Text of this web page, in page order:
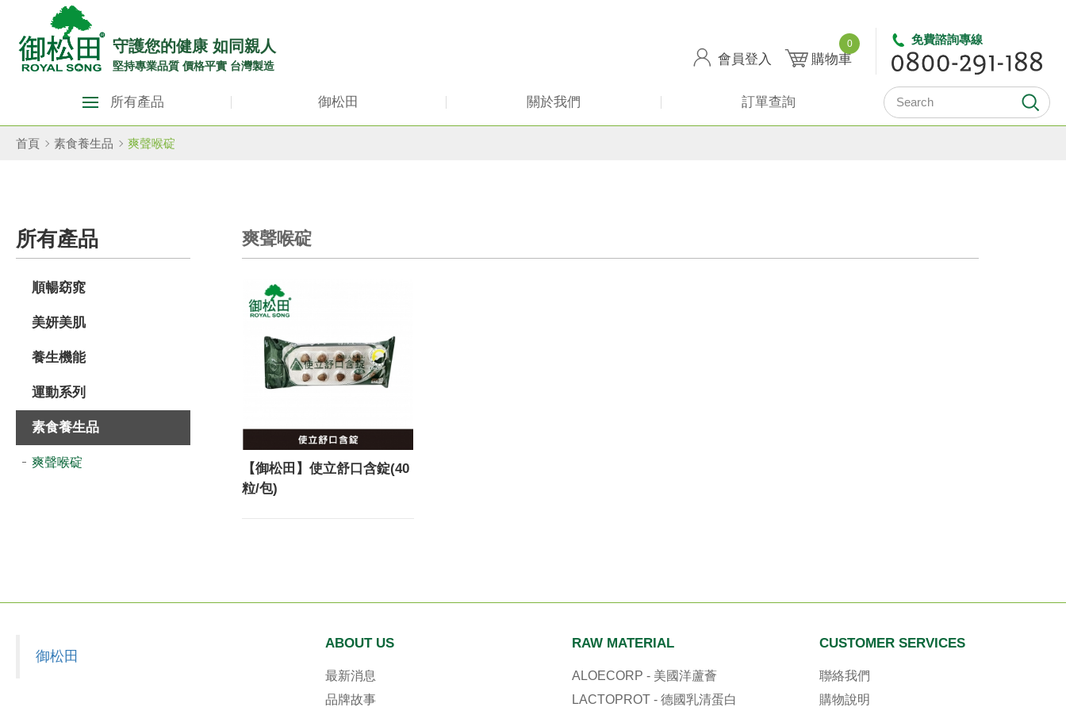
松
田
康
館
ROYAL
SONG
守護您的健康 如同親人
堅持專業品質 價格平實 台灣製造 會員登入 購物車
0 免費諮詢專線
田
生
活
館
ROYAL
SONG::
主
導
覽
選
單
所有產品 御松田 關於我們 訂單查詢
首頁 素食養生品 爽聲喉碇
所有產品
順暢窈窕
美妍美肌
養生機能
運動系列
素食養生品
爽聲喉碇
爽聲喉碇
【御松田】使立舒口含錠(40
粒/包)
御松田
ABOUT US
最新消息
品牌故事
RAW MATERIAL
ALOECORP - 美國洋蘆薈
LACTOPROT - 德國乳清蛋白
CUSTOMER SERVICES
聯絡我們
購物說明